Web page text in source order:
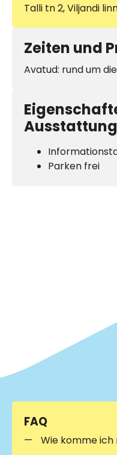
Talli tn 2, Viljandi
Zeiten und
Avatud: rund um
Ausstattung
Parken frei
FAQ
Wie komme ich